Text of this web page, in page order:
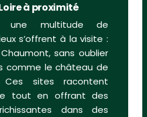
à proximité
une multitude de
s’offrent à la visite :
sans oublier
comme le château de
Ces sites racontent
tout en offrant des
dans des